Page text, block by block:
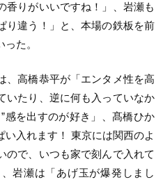
香りがいいですね！」、岩瀬も
り違う！」と、本場の鉄板を前
た。
、高橋恭平が「エンタメ性を高
いたり、逆に何も入っていなか
感を出すのが好き」、髙橋ひか
入れます！ 東京には関西のよ
ので、いつも家で刻んで入れて
岩瀬は「あげ玉が爆発しまし